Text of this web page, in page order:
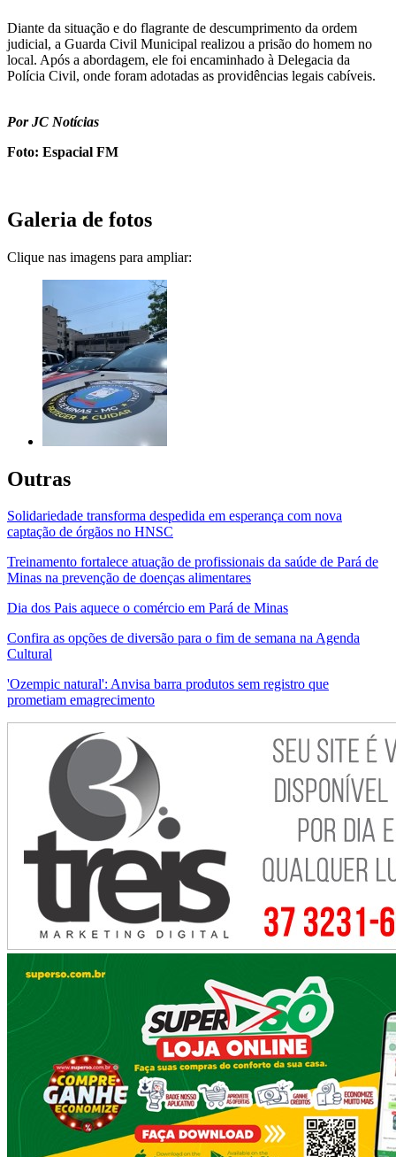
Diante da situação e do flagrante de descumprimento da ordem
judicial, a Guarda Civil Municipal realizou a prisão do homem no
local. Após a abordagem, ele foi encaminhado à Delegacia da
Polícia Civil, onde foram adotadas as providências legais cabíveis.
Por JC Notícias
Foto: Espacial FM
Galeria de fotos
Clique nas imagens para ampliar:
Outras
Solidariedade transforma despedida em esperança com nova
captação de órgãos no HNSC
Treinamento fortalece atuação de profissionais da saúde de Pará de
Minas na prevenção de doenças alimentares
Dia dos Pais aquece o comércio em Pará de Minas
Confira as opções de diversão para o fim de semana na Agenda
Cultural
'Ozempic natural': Anvisa barra produtos sem registro que
prometiam emagrecimento